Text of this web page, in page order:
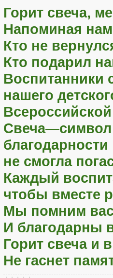
Горит свеча,
Напоминая нам
Кто не
Кто подарил
Воспитанники
нашего
Свеча—символ
не смогла
Каждый
чтобы вместе
Мы помним
И благодарны
Горит свеча и
Не гаснет